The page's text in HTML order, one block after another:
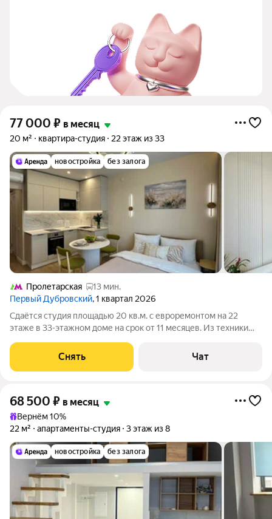
77 000 ₽ в месяц
20 м² квартира-студия 22 этаж из 33
новостройка без залога
Пролетарская
13 мин.
Первый Дубровский, 1 квартал 2026
Сдаётся студия площадью 20 кв.м. с евроремонтом на 22
этаже в 33-этажном доме на срок от 11 месяцев. Из техники
Посудомоечная машина Кондиционер Микроволновка
Пылесос Дом - монолитный, окна
Снять Чат
68 500 ₽ в месяц
Вернём 10%
22 м²
апартаменты-студия 3 этаж из 8
новостройка без залога